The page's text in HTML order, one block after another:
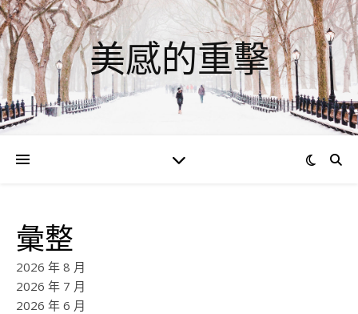
美感的重擊
彙整
2026 年 8 月
2026 年 7 月
2026 年 6 月